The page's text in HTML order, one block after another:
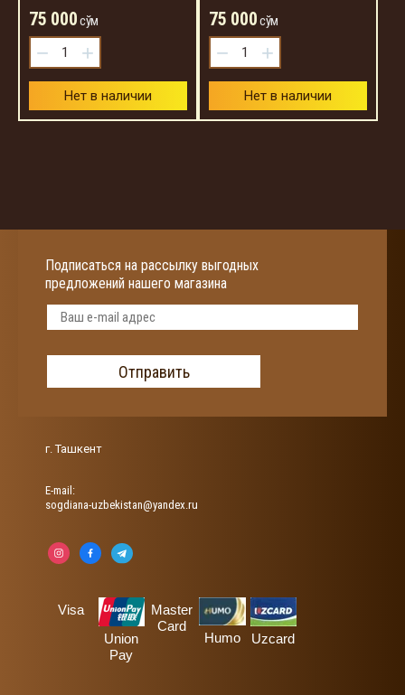
75 000сўм
− +
Нет в наличии
75 000сўм
− +
Нет в наличии
г. Ташкент
Е-mail:
sogdiana-uzbekistan@yandex.ru
Visa
Union
Pay
Master
Card
Humo Uzcard
Подписаться на рассылку выгодных
предложений нашего магазина
Отправить